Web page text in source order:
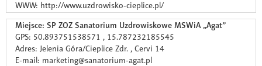
WWW: http://www.uzdrowisko-cieplice.pl/
Miejsce: SP ZOZ Sanatorium Uzdrowiskowe MSWiA „Agat”
GPS: 50.893751538571 , 15.787232185545
Adres: Jelenia Góra/Cieplice Zdr. , Cervi 14
E-mail: marketing@sanatorium-agat.pl